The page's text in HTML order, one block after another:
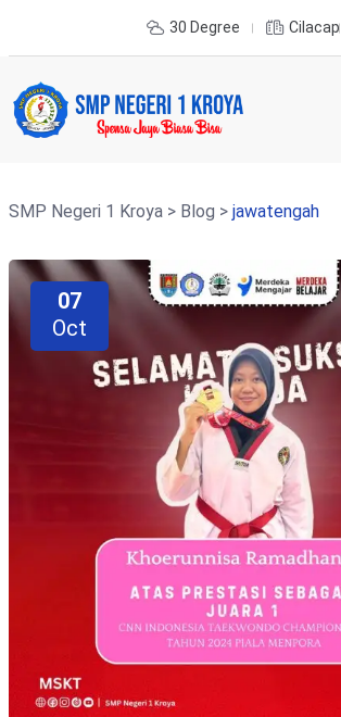
30 Degree Cilacap
SMP Negeri 1 Kroya> Blog > jawatengah
07
Oct